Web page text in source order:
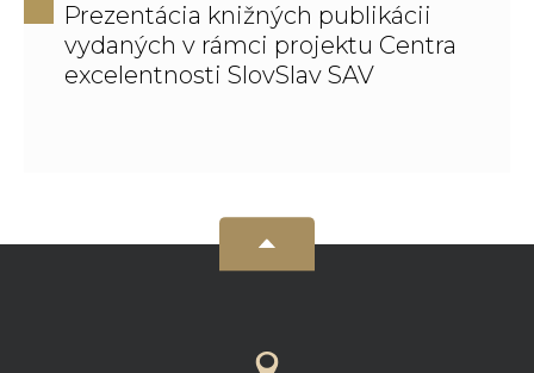
Prezentácia knižných publikácii
vydaných v rámci projektu Centra
excelentnosti SlovSlav SAV